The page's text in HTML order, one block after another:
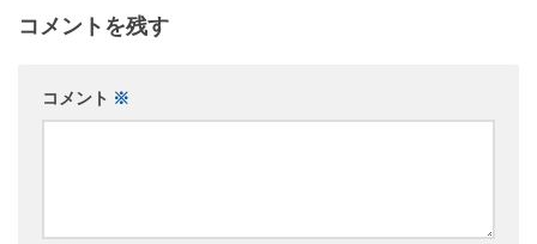
コメントを残す
コメント ※